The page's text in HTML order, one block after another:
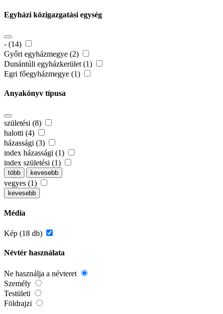
Egyházi közigazgatási egység
- (14)
Győri egyházmegye (2)
Dunántúli egyházkerület (1)
Egri főegyházmegye (1)
Anyakönyv típusa
születési (8)
halotti (4)
házassági (3)
index házassági (1)
index születési (1)
több kevesebb
vegyes (1)
kevesebb
Média
Kép (18 db)
Névtér használata
Ne használja a névteret
Személy
Testületi
Földrajzi